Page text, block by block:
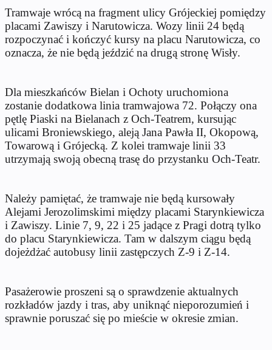
Tramwaje wrócą na fragment ulicy Grójeckiej pomiędzy
placami Zawiszy i Narutowicza. Wozy linii 24 będą
rozpoczynać i kończyć kursy na placu Narutowicza, co
oznacza, że nie będą jeździć na drugą stronę Wisły.
Dla mieszkańców Bielan i Ochoty uruchomiona
zostanie dodatkowa linia tramwajowa 72. Połączy ona
pętlę Piaski na Bielanach z Och-Teatrem, kursując
ulicami Broniewskiego, aleją Jana Pawła II, Okopową,
Towarową i Grójecką. Z kolei tramwaje linii 33
utrzymają swoją obecną trasę do przystanku Och-Teatr.
Należy pamiętać, że tramwaje nie będą kursowały
Alejami Jerozolimskimi między placami Starynkiewicza
i Zawiszy. Linie 7, 9, 22 i 25 jadące z Pragi dotrą tylko
do placu Starynkiewicza. Tam w dalszym ciągu będą
dojeżdżać autobusy linii zastępczych Z-9 i Z-14.
Pasażerowie proszeni są o sprawdzenie aktualnych
rozkładów jazdy i tras, aby uniknąć nieporozumień i
sprawnie poruszać się po mieście w okresie zmian.